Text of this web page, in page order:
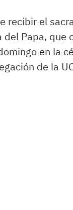
recibir el
Papa, que
en la
de la